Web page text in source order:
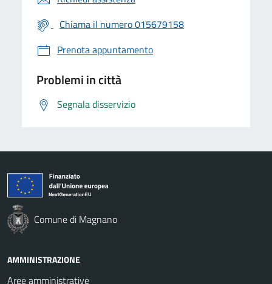
Chiama il numero 015679158
Prenota appuntamento
Problemi in città
Segnala disservizio
Comune di Magnano
AMMINISTRAZIONE
Aree amministrative